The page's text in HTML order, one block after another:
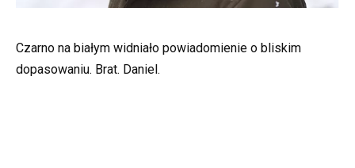
Czarno na białym widniało powiadomienie o bliskim
dopasowaniu. Brat. Daniel.